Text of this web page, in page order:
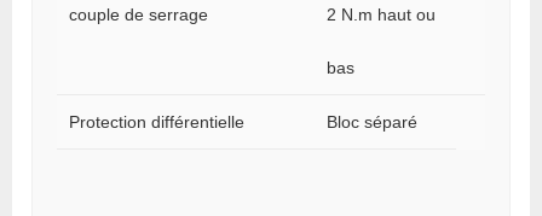
couple de serrage 2 N.m haut ou
bas
Protection différentielle Bloc séparé